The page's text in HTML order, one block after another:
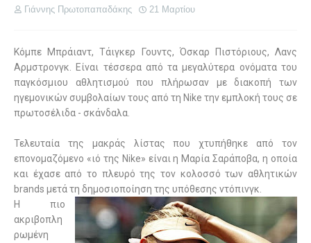
Γιάννης Πρωτοπαπαδάκης 21 Μαρτίου
Κόμπε Μπράιαντ, Τάιγκερ Γουντς, Όσκαρ Πιστόριους, Λανς
Αρμστρονγκ. Είναι τέσσερα από τα μεγαλύτερα ονόματα του
παγκόσμιου αθλητισμού που πλήρωσαν με διακοπή των
ηγεμονικών συμβολαίων τους από τη Nike την εμπλοκή τους σε
πρωτοσέλιδα - σκάνδαλα.
Τελευταία της μακράς λίστας που χτυπήθηκε από τον
επονομαζόμενο «ιό της Nike» είναι η Μαρία Σαράποβα, η οποία
και έχασε από το πλευρό της τον κολοσσό των αθλητικών
brands μετά τη δημοσιοποίηση της υπόθεσης ντόπινγκ.
Η πιο
ακριβοπλη
ρωμένη